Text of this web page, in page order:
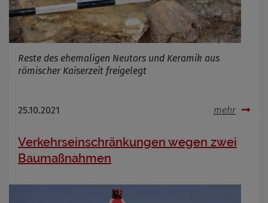
Reste des ehemaligen Neutors und Keramik aus
römischer Kaiserzeit freigelegt
25.10.2021 mehr
Verkehrseinschränkungen wegen zwei
Baumaßnahmen